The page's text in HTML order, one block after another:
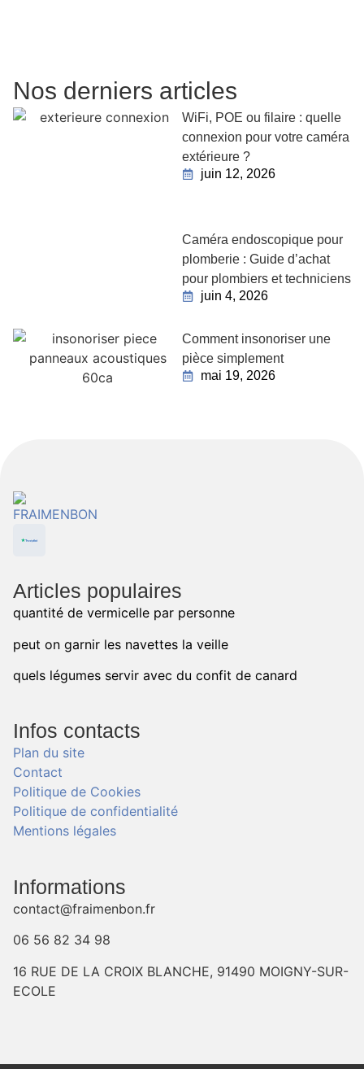
Nos derniers articles
WiFi, POE ou filaire : quelle
connexion pour votre caméra
extérieure ?
juin 12, 2026
Caméra endoscopique pour
plomberie : Guide d’achat
pour plombiers et techniciens
juin 4, 2026
Comment insonoriser une
pièce simplement
mai 19, 2026
Articles populaires
quantité de vermicelle par personne
peut on garnir les navettes la veille
quels légumes servir avec du confit de canard
Infos contacts
Plan du site
Contact
Politique de Cookies
Politique de confidentialité
Mentions légales
Informations
contact@fraimenbon.fr
06 56 82 34 98
16 RUE DE LA CROIX BLANCHE, 91490 MOIGNY-SUR-
ECOLE